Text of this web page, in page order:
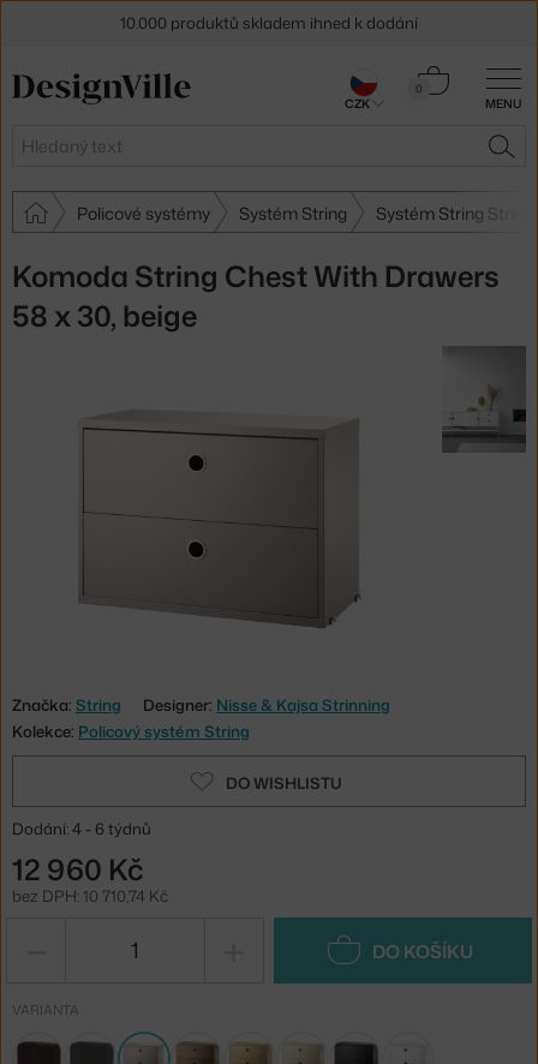
MENU
Hledat
0
Košík
Policové systémy Systém String Systém String String
Komoda String Chest With Drawers
58 x 30, beige
Značka: String Designer: Nisse & Kajsa Strinning
Kolekce: Policový systém String
DO WISHLISTU
Dodání: 4 - 6 týdnů
12 960 Kč
bez DPH: 10 710,74 Kč
DO KOŠÍKU
VARIANTA
10.000 produktů skladem ihned k dodání
Sleva 5 % pro odběratele
CZK